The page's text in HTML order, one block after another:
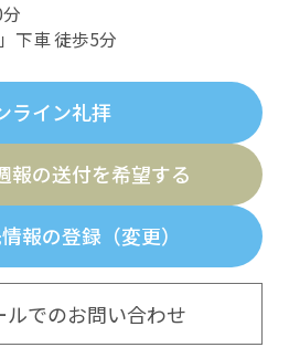
下車 徒歩5分
ライン礼拝
報の送付を希望する
報の登録（変更）
ルでのお問い合わせ